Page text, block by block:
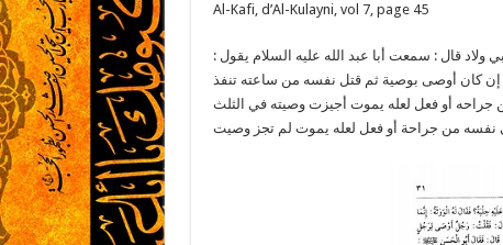
Al-Kafi, d’Al-Kulayni, vol 7, page 45
قال : سمعت أبا عبد الله عليه السلام يقول :
إن كان أوصى بوصية ثم قتل نفسه من ساعته تنفذ
أو فعل لعله يموت أجيزت وصيته في الثلث
من جراحة أو فعل لعله يموت لم تجز وصيت